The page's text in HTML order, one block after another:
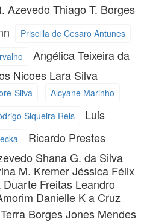
Azevedo Thiago T. Borges
Priscilla de Cesaro Antunes
Angélica Teixeira da
Nicoes Lara Silva
Silva
Alcyane Marinho
Siqueira Reis
Luis
Ricardo Prestes
Shana G. da Silva
M. KremerJéssica Félix
Duarte Freitas Leandro
Danielle K a Cruz
BorgesJones Mendes